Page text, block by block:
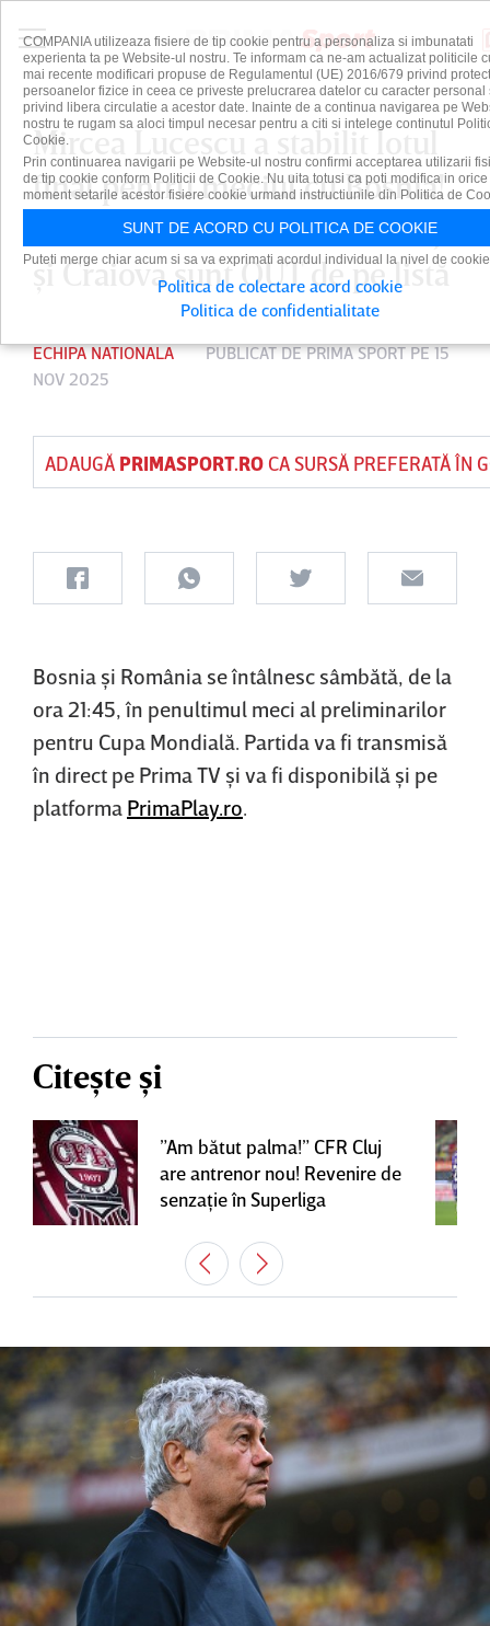
Mircea Lucescu a stabilit lotul
final pentru meciul cu Bosnia!
Vedetele de la FCSB, CFR Cluj
şi Craiova sunt OUT de pe listă
ECHIPA NATIONALA PUBLICAT DEPRIMA SPORTPE 15
NOV 2025
ADAUGĂ PRIMASPORT.ROCA SURSĂ PREFERATĂ ÎN
Bosnia şi România se întâlnesc sâmbătă, de la
ora 21:45, în penultimul meci al preliminarilor
pentru Cupa Mondială. Partida va fi transmisă
în direct pe Prima TV şi va fi disponibilă şi pe
platforma PrimaPlay.ro.
Citește și
”Am bătut palma!” CFR Cluj
are antrenor nou! Revenire de
senzaţie în Superliga
COMPANIA utilizeaza fisiere de tip cookie pentru a personaliza si imbunatati
experienta ta pe Website-ul nostru. Te informam ca ne-am actualizat politicile
mai recente modificari propuse de Regulamentul (UE) 2016/679 privind
persoanelor fizice in ceea ce priveste prelucrarea datelor cu caracter personal
privind libera circulatie a acestor date. Inainte de a continua navigarea pe
nostru te rugam sa aloci timpul necesar pentru a citi si intelege continutul
Cookie.
Prin continuarea navigarii pe Website-ul nostru confirmi acceptarea utilizarii
de tip cookie conform Politicii de Cookie. Nu uita totusi ca poti modifica in orice
moment setarile acestor fisiere cookie urmand instructiunile din Politica de
SUNT DE ACORD CU POLITICA DE COOKIE
Puteti merge chiar acum si sa va exprimati acordul individual la nivel de
Politica de colectare acord cookie
Politica de confidentialitate